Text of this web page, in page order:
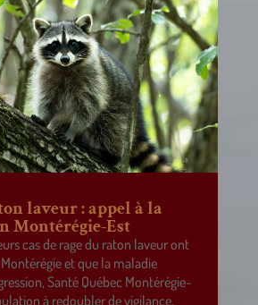
laveur : appel à la
Montérégie-Est
cas de rage du raton laveur ont
et que la maladie
Santé Québec Montérégie-
à redoubler de vigilance.